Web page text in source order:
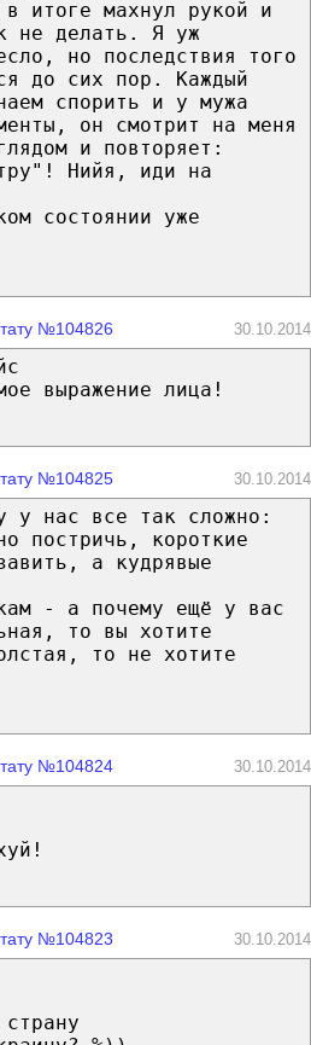
итоге махнул рукой и
не делать. Я уж
но последствия того
до сих пор. Каждый
спорить и у мужа
он смотрит на меня
и повторяет:
Нийя, иди на
состоянии уже
№104826 30.10.2014
выражение лица!
№104825 30.10.2014
у нас все так сложно:
постричь, короткие
а кудрявые
- а почему ещё у вас
то вы хотите
то не хотите
№104824 30.10.2014
№104823 30.10.2014